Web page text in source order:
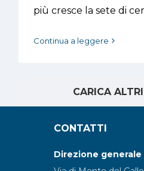
più cresce la sete di
Continua a leggere
CARICA
CONTATTI
Direzione generale